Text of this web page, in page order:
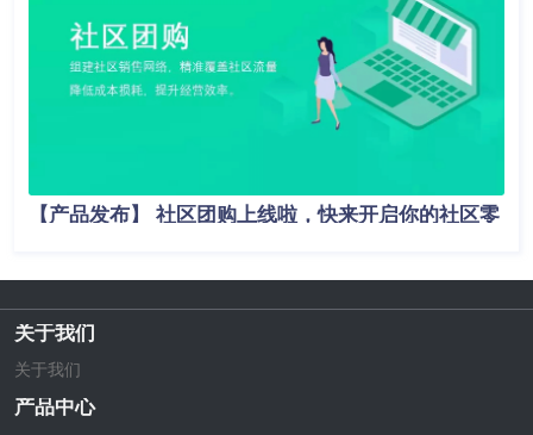
【产品发布】 社区团购上线啦，快来开启你的社区零
关于我们
关于我们
产品中心